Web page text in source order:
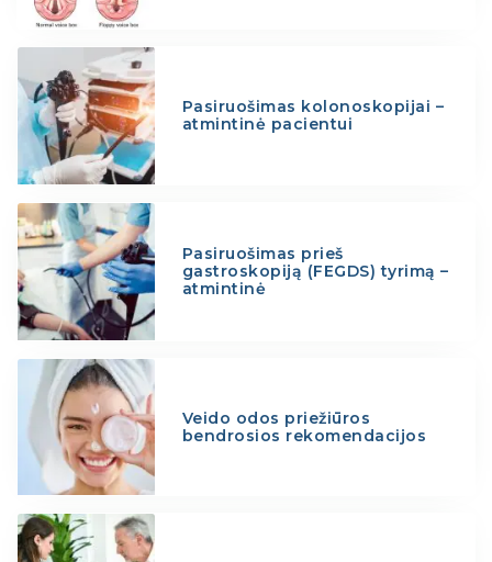
Pasiruošimas kolonoskopijai –
atmintinė pacientui
Pasiruošimas prieš
gastroskopiją (FEGDS) tyrimą –
atmintinė
Veido odos priežiūros
bendrosios rekomendacijos